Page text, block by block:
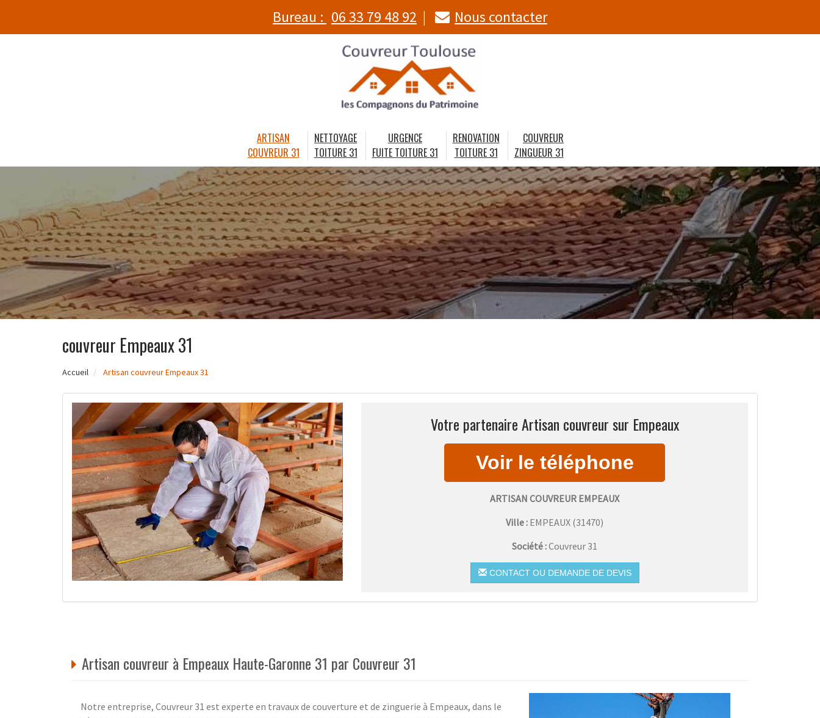
Bureau : 06 33 79 48 92 Nous contacter
ARTISAN
COUVREUR 31
NETTOYAGE
TOITURE 31
URGENCE
FUITE TOITURE 31
RENOVATION
TOITURE 31
COUVREUR
ZINGUEUR 31
couvreur Empeaux 31
Accueil Artisan couvreur Empeaux 31
Votre partenaire Artisan couvreur sur Empeaux
ARTISAN COUVREUR EMPEAUX
Ville : EMPEAUX (31470)
Société :Couvreur 31
CONTACT OU DEMANDE DE DEVIS
Artisan couvreur à Empeaux Haute-Garonne 31 par Couvreur 31
Notre entreprise, Couvreur 31 est experte en travaux de couverture et de zinguerie à Empeaux, dans le